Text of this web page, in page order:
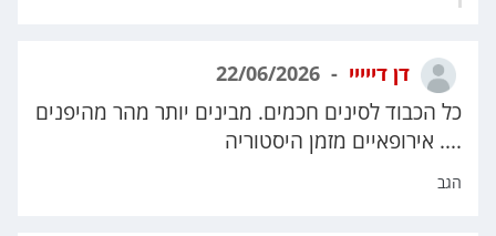
דן דייייי
כל הכבוד לסינים חכמים. מבינים יותר מהר מהיפנים
.... אירופאיים מזמן היסטוריה
הגב